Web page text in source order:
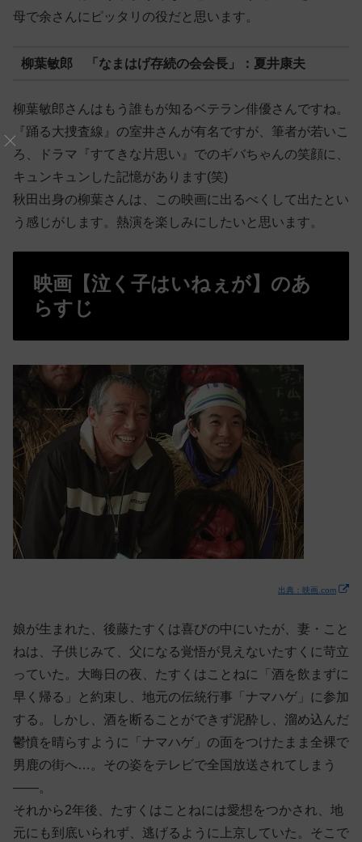
母で余さんにピッタリの役だと思います。
柳葉敏郎 「なまはげ存続の会会長」：夏井康夫
柳葉敏郎さんはもう誰もが知るベテラン俳優さんですね。
『踊る大捜査線』の室井さんが有名ですが、筆者が若いこ
ろ、ドラマ『すてきな片思い』でのギバちゃんの笑顔に、
キュンキュンした記憶があります(笑)
秋田出身の柳葉さんは、この映画に出るべくして出たとい
う感じがします。熱演を楽しみにしたいと思います。
映画【泣く子はいねぇが】のあ
らすじ
出典：映画.com
娘が生まれた、後藤たすくは喜びの中にいたが、妻・こと
ねは、子供じみて、父になる覚悟が見えないたすくに苛立
っていた。大晦日の夜、たすくはことねに「酒を飲まずに
早く帰る」と約束し、地元の伝統行事「ナマハゲ」に参加
する。しかし、酒を断ることができず泥酔し、溜め込んだ
鬱憤を晴らすように「ナマハゲ」の面をつけたまま全裸で
男鹿の街へ…。その姿をテレビで全国放送されてしまう
――。
それから2年後、たすくはことねには愛想をつかされ、地
元にも到底いられず、逃げるように上京していた。そこで